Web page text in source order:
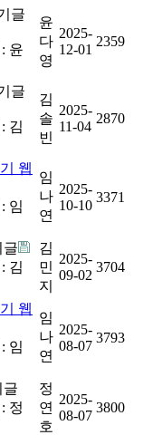
윤
윤
다
영
2025-
12-01
2359
김
김
솔
빈
2025-
11-04
2870
웹
임
임
나
연
2025-
10-10
3371
김
김
민
지
2025-
09-02
3704
웹
임
임
나
연
2025-
08-07
3793
정
정
연
호
2025-
08-07
3800